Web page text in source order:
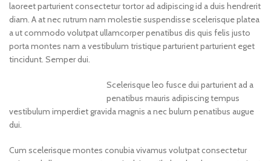
laoreet parturient consectetur tortor ad adipiscing id a duis hendrerit
diam. A at nec rutrum nam molestie suspendisse scelerisque platea
a ut commodo volutpat ullamcorper penatibus dis quis felis justo
porta montes nam a vestibulum tristique parturient parturient eget
tincidunt. Semper dui.
Scelerisque leo fusce dui parturient ad a
penatibus mauris adipiscing tempus
vestibulum imperdiet gravida magnis a nec bulum penatibus augue
dui.
Cum scelerisque montes conubia vivamus volutpat consectetur